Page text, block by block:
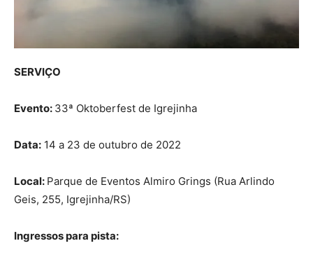
SERVIÇO
Evento: 33ª Oktoberfest de Igrejinha
Data: 14 a 23 de outubro de 2022
Local: Parque de Eventos Almiro Grings (Rua Arlindo
Geis, 255, Igrejinha/RS)
Ingressos para pista: